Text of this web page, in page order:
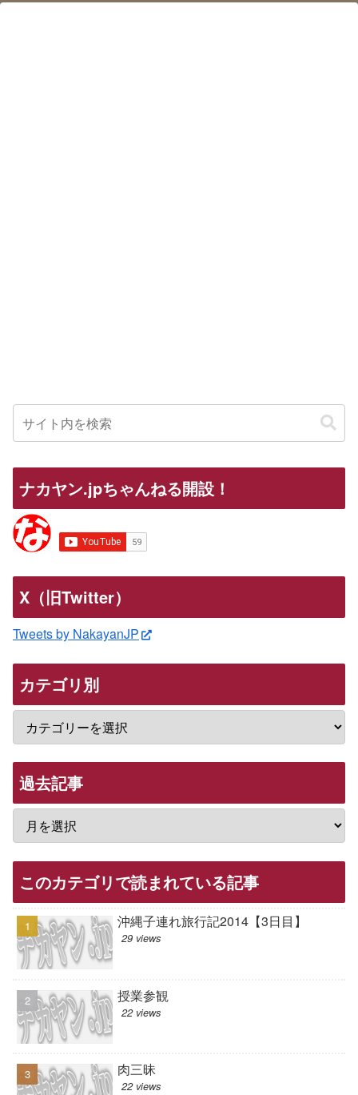
ナカヤン.jpちゃんねる開設！
X（旧Twitter）
Tweets by NakayanJP
カテゴリ別
過去記事
このカテゴリで読まれている記事
沖縄子連れ旅行記2014【3日目】
29 views
授業参観
22 views
肉三昧
22 views